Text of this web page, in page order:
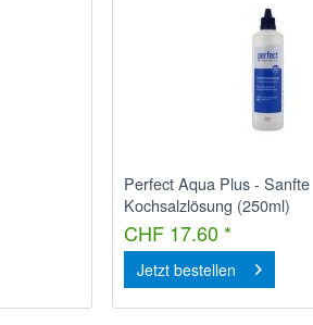
Perfect Aqua Plus - Sanfte
Kochsalzlösung (250ml)
CHF 17.60 *
Jetzt bestellen